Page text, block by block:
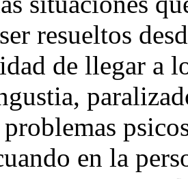
resueltos
de llegar a
en la